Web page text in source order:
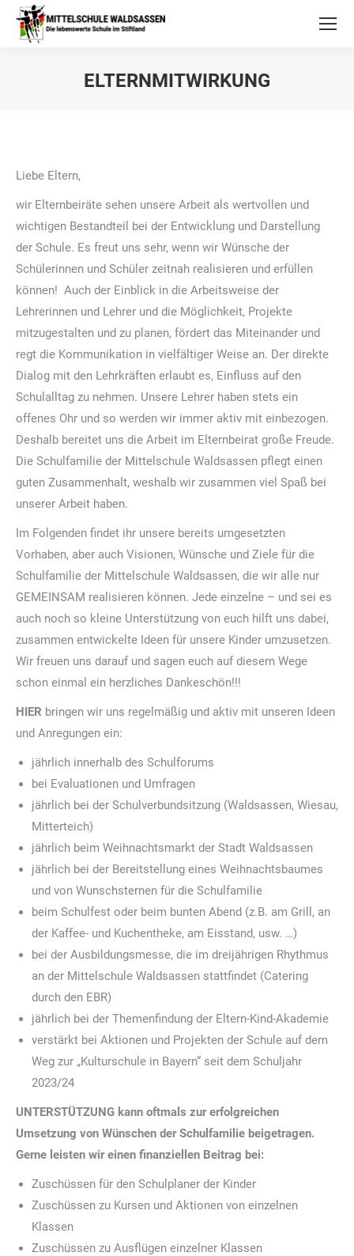
ELTERNMITWIRKUNG
Liebe Eltern,
wir Elternbeiräte sehen unsere Arbeit als wertvollen und
wichtigen Bestandteil bei der Entwicklung und Darstellung
der Schule. Es freut uns sehr, wenn wir Wünsche der
Schülerinnen und Schüler zeitnah realisieren und erfüllen
können! Auch der Einblick in die Arbeitsweise der
Lehrerinnen und Lehrer und die Möglichkeit, Projekte
mitzugestalten und zu planen, fördert das Miteinander und
regt die Kommunikation in vielfältiger Weise an. Der direkte
Dialog mit den Lehrkräften erlaubt es, Einfluss auf den
Schulalltag zu nehmen. Unsere Lehrer haben stets ein
offenes Ohr und so werden wir immer aktiv mit einbezogen.
Deshalb bereitet uns die Arbeit im Elternbeirat große Freude.
Die Schulfamilie der Mittelschule Waldsassen pflegt einen
guten Zusammenhalt, weshalb wir zusammen viel Spaß bei
unserer Arbeit haben.
Im Folgenden findet ihr unsere bereits umgesetzten
Vorhaben, aber auch Visionen, Wünsche und Ziele für die
Schulfamilie der Mittelschule Waldsassen, die wir alle nur
GEMEINSAM realisieren können. Jede einzelne – und sei es
auch noch so kleine Unterstützung von euch hilft uns dabei,
zusammen entwickelte Ideen für unsere Kinder umzusetzen.
Wir freuen uns darauf und sagen euch auf diesem Wege
schon einmal ein herzliches Dankeschön!!!
HIER bringen wir uns regelmäßig und aktiv mit unseren Ideen
und Anregungen ein:
jährlich innerhalb des Schulforums
bei Evaluationen und Umfragen
jährlich bei der Schulverbundsitzung (Waldsassen, Wiesau,
Mitterteich)
jährlich beim Weihnachtsmarkt der Stadt Waldsassen
jährlich bei der Bereitstellung eines Weihnachtsbaumes
und von Wunschsternen für die Schulfamilie
beim Schulfest oder beim bunten Abend (z.B. am Grill, an
der Kaffee- und Kuchentheke, am Eisstand, usw. …)
bei der Ausbildungsmesse, die im dreijährigen Rhythmus
an der Mittelschule Waldsassen stattfindet (Catering
durch den EBR)
jährlich bei der Themenfindung der Eltern-Kind-Akademie
verstärkt bei Aktionen und Projekten der Schule auf dem
Weg zur „Kulturschule in Bayern“ seit dem Schuljahr
2023/24
UNTERSTÜTZUNG kann oftmals zur erfolgreichen
Umsetzung von Wünschen der Schulfamilie beigetragen.
Gerne leisten wir einen finanziellen Beitrag bei:
Zuschüssen für den Schulplaner der Kinder
Zuschüssen zu Kursen und Aktionen von einzelnen
Klassen
Zuschüssen zu Ausflügen einzelner Klassen